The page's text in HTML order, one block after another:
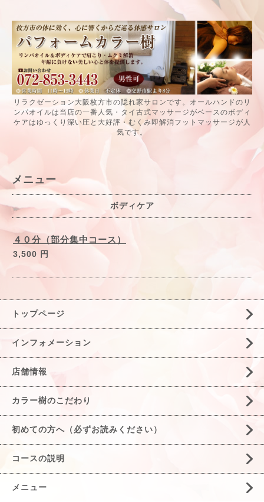
リラクゼーション大阪枚方市の隠れ家サロンです。オールハンドのリ
ンパオイルは当店の一番人気・タイ古式マッサージがベースのボディ
ケアはゆっくり深い圧と大好評・むくみ即解消フットマッサージが人
気です。
メニュー
ボディケア
４０分（部分集中コース）
3,500 円
トップページ
インフォメーション
店舗情報
カラー樹のこだわり
初めての方へ（必ずお読みください）
コースの説明
メニュー